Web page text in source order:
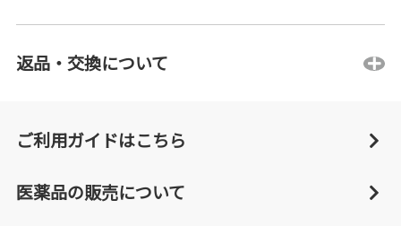
返品・交換について
ご利用ガイドはこちら
医薬品の販売について